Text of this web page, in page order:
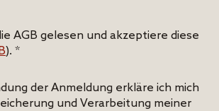
AGB gelesen und akzeptiere diese
). *
der Anmeldung erkläre ich mich
und Verarbeitung meiner